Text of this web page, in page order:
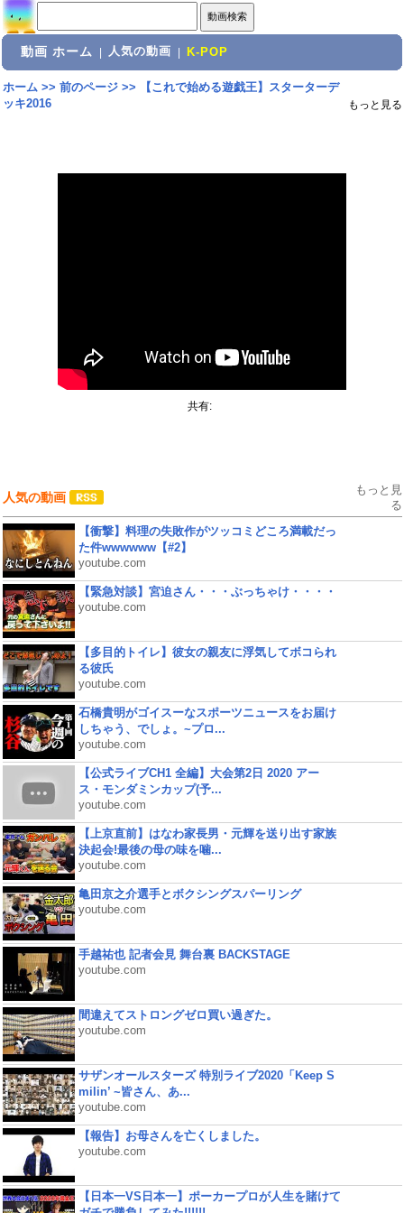
動画 ホーム 人気の動画 K-POP
ホーム>> 前のページ>>
【これで始める遊戯王】スターターデ
ッキ2016
もっと見る
共有:
人気の動画
もっと見
る
【衝撃】料理の失敗作がツッコミどころ満載だっ
た件wwwwww【#2】
youtube.com
【緊急対談】宮迫さん・・・ぶっちゃけ・・・・
youtube.com
【多目的トイレ】彼女の親友に浮気してボコられ
る彼氏
youtube.com
石橋貴明がゴイスーなスポーツニュースをお届け
しちゃう、でしょ。~プロ...
youtube.com
【公式ライブCH1 全編】大会第2日 2020 アー
ス・モンダミンカップ(予...
youtube.com
【上京直前】はなわ家長男・元輝を送り出す家族
決起会!最後の母の味を噛...
youtube.com
亀田京之介選手とボクシングスパーリング
youtube.com
手越祐也 記者会見 舞台裏 BACKSTAGE
youtube.com
間違えてストロングゼロ買い過ぎた。
youtube.com
サザンオールスターズ 特別ライブ2020「Keep S
milin’ ~皆さん、あ...
youtube.com
【報告】お母さんを亡くしました。
youtube.com
【日本一VS日本一】ポーカープロが人生を賭けて